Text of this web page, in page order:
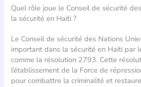
Quel rôle joue le Conseil de sécurité
la sécurité en Haïti ?
Le Conseil de sécurité des Nations
important dans la sécurité en Haïti par
comme la résolution 2793. Cette
l’établissement de la Force de
pour combattre la criminalité et